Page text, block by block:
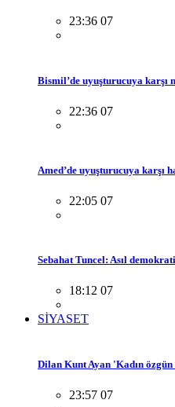
23:36 07
Bismil’de uyuşturucuya karşı
22:36 07
Amed’de uyuşturucuya karşı
22:05 07
Sebahat Tuncel: Asıl
18:12 07
SİYASET
Dilan Kunt Ayan 'Kadın
23:57 07